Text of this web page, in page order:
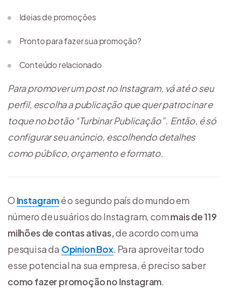
Para promover um post no Instagram, vá até o seu
perfil, escolha a publicação que quer patrocinar e
toque no botão “Turbinar Publicação”. Então, é só
configurar seu anúncio, escolhendo detalhes
como público, orçamento e formato.
O Instagramé o segundo país do mundo em
número de usuários do Instagram, commais de 119
milhões de contas ativas,de acordo com uma
pesquisa da Opinion Box. Para aproveitar todo
esse potencial na sua empresa, é preciso saber
como fazer promoção no Instagram.
Ideias de promoções
Pronto para fazer sua promoção?
Conteúdo relacionado